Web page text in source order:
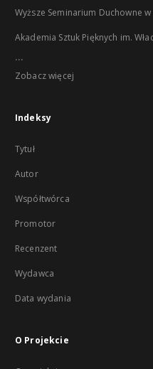
Wyższe Seminarium Duchowne
Akademia Sztuk Pięknych im.
...
Zobacz więcej
Indeksy
Tytuł
Autor
Współtwórca
Promotor
Recenzent
Wydawca
Data wydania
O Projekcie